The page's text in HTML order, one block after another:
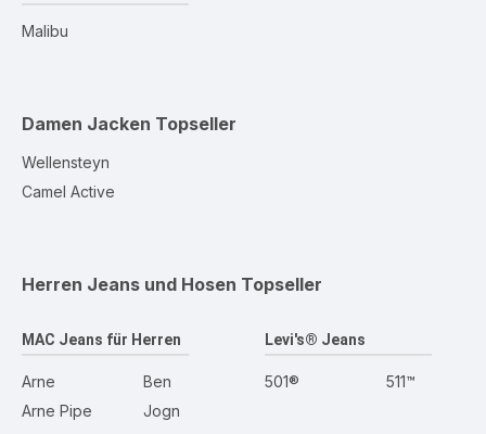
Malibu
Damen Jacken Topseller
Wellensteyn
Camel Active
Herren Jeans und Hosen Topseller
MAC Jeans für Herren
Arne
Arne Pipe
Ben
Jogn
Levi's® Jeans
501® 511™